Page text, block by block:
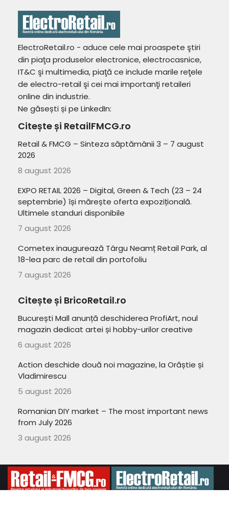
ElectroRetail.ro - aduce cele mai proaspete ştiri
din piaţa produselor electronice, electrocasnice,
IT&C şi multimedia, piaţă ce include marile reţele
de electro-retail şi cei mai importanţi retaileri
online din industrie.
Ne găsești și pe LinkedIn:
Citește și RetailFMCG.ro
Retail & FMCG – Sinteza săptămânii 3 – 7 august
2026
8 august 2026
EXPO RETAIL 2026 – Digital, Green & Tech (23 – 24
septembrie) își mărește oferta expozițională.
Ultimele standuri disponibile
7 august 2026
Cometex inaugurează Târgu Neamț Retail Park, al
18-lea parc de retail din portofoliu
7 august 2026
Citește și BricoRetail.ro
București Mall anunță deschiderea ProfiArt, noul
magazin dedicat artei și hobby-urilor creative
6 august 2026
Action deschide două noi magazine, la Orăștie și
Vladimirescu
5 august 2026
Romanian DIY market – The most important news
from July 2026
3 august 2026